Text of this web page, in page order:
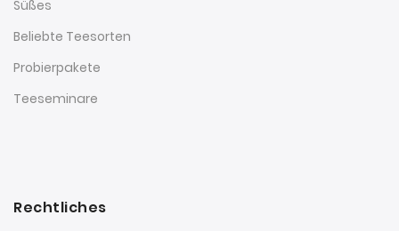
Süßes
Beliebte Teesorten
Probierpakete
Teeseminare
Rechtliches